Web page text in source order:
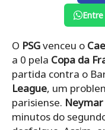
O PSGvenceu o
a 0 pela Copa da
partida contra o
League, um
parisiense. Neymar
minutos do